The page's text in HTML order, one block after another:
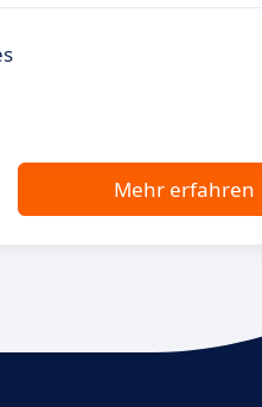
Mehr erfahren